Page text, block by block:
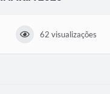
62 visualizações